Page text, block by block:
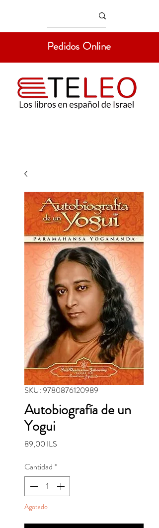
Pedidos Online
SKU: 9780876120989
Autobiografía de un
Yogui
89,00 ILS
Cantidad *
Agotado